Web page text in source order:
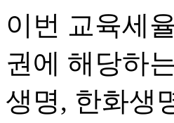
이번 교육세
권에 해당하
생명, 한화생